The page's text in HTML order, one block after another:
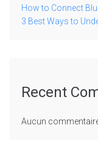
How to Connect
3 Best Ways to
Recent
Aucun